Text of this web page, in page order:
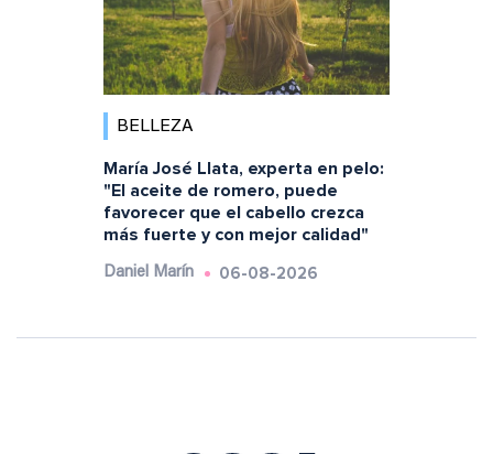
BELLEZA
María José Llata, experta en pelo:
"El aceite de romero, puede
favorecer que el cabello crezca
más fuerte y con mejor calidad"
Daniel Marín 06-08-2026